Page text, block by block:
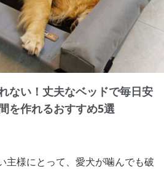
ない！丈夫なベッドで毎日安
を作れるおすすめ5選
主様にとって、愛犬が噛んでも破